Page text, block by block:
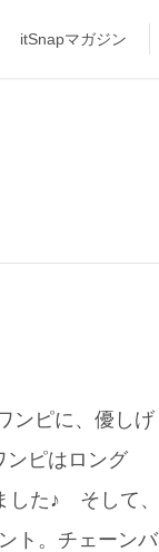
itSnapマガジン
ンピに、優しげ
ピはロング
した♪ そして、
ト。チェーンバ